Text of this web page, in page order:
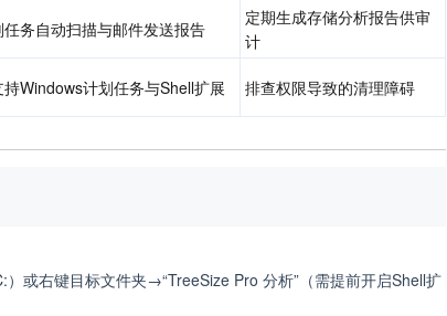
务自动扫描与邮件发送报告
定期生成存储分析报告供审
计
Windows计划任务与Shell扩展 排查权限导致的清理障碍
或右键目标文件夹→“TreeSize Pro 分析”（需提前开启Shell扩